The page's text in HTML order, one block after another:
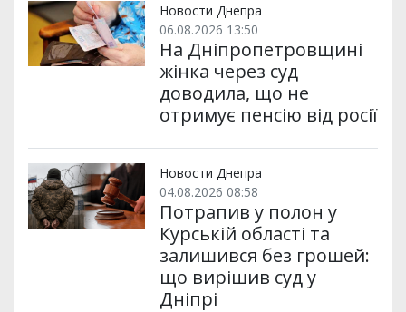
Новости Днепра
06.08.2026 13:50
На Дніпропетровщині
жінка через суд
доводила, що не
отримує пенсію від росії
Новости Днепра
04.08.2026 08:58
Потрапив у полон у
Курській області та
залишився без грошей:
що вирішив суд у
Дніпрі